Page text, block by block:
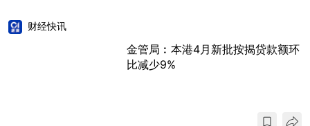
财经快讯
金管局︰本港4月新批按揭贷款额环
比减少9%